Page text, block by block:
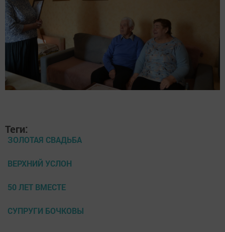
Теги:
ЗОЛОТАЯ СВАДЬБА
ВЕРХНИЙ УСЛОН
50 ЛЕТ ВМЕСТЕ
СУПРУГИ БОЧКОВЫ